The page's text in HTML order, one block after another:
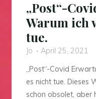
„Post“-
Warum ich
tue.
Jo
April 25, 2021
„Post“-Covid
es nicht tue. Dieses
schon obsolet, aber